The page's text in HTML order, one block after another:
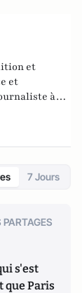
et
et
à
idées
7 Jours
PARTAGES
s'est
que Paris